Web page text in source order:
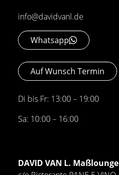
info@davidvanl.de
Whatsapp
Auf Wunsch Termin
Di bis Fr: 13:00 – 19:00
Sa: 10:00 – 16:00
DAVID VAN L. Maßlounge